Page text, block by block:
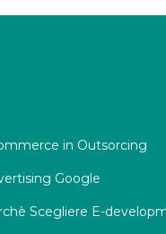
in Outsorcing
Google
Scegliere E-